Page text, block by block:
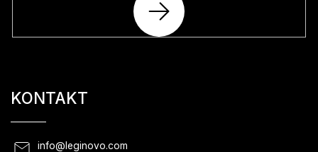
SA
KONTAKT
info@ leginovo.com